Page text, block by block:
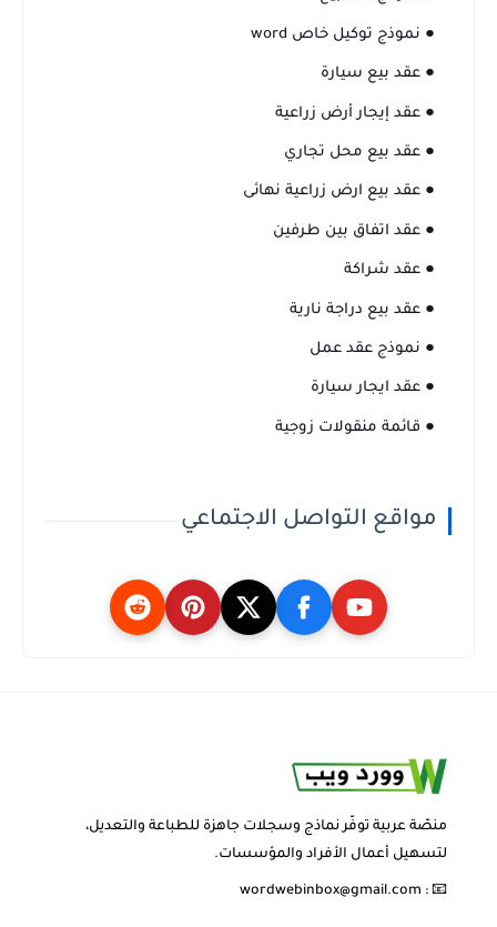
● نموذج توكيل خاص word
● عقد بيع سيارة
● عقد إيجار أرض زراعية
● عقد بيع محل تجاري
● عقد بيع ارض زراعية نهائى
● عقد اتفاق بين طرفين
● عقد شراكة
● عقد بيع دراجة نارية
● نموذج عقد عمل
● عقد ايجار سيارة
● قائمة منقولات زوجية
مواقع التواصل الاجتماعي
منصّة عربية توفّر نماذج وسجلات جاهزة للطباعة والتعديل،
لتسهيل أعمال الأفراد والمؤسسات.
📧 :
wordwebinbox@gmail.com